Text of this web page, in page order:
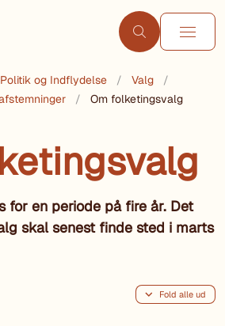
Politik og Indflydelse
Valg
Om folketingsvalg
en periode på fire år. Det
skal senest finde sted i marts
Fold alle ud